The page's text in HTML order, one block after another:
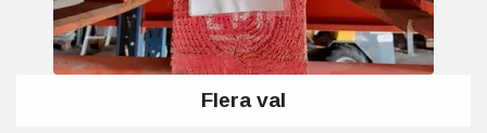
Flera val